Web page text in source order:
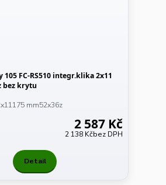
FC-RS510 integr.klika 2x11
bez krytu
mm52x36z
2 587 Kč
2 138 Kčbez DPH
Detail